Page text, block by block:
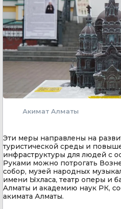
Акимат Алматы
Эти меры направлены на
туристической среды и
инфраструктуры для людей с
Руками можно потрогать
собор, музей народных
имени Ыхласа, театр оперы и
Алматы и академию наук РК,
акимата Алматы.